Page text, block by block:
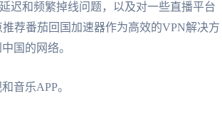
迟和频繁掉线问题，以及对一些直播平台
荐番茄回国加速器作为高效的VPN解决方
国的网络。
音乐APP。